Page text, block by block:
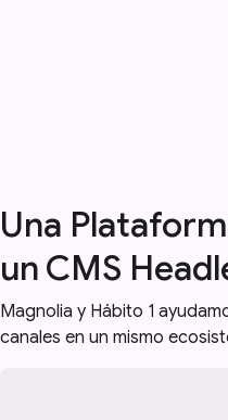
Una
un CMS
Magnolia y Hábito 1
canales en un mismo